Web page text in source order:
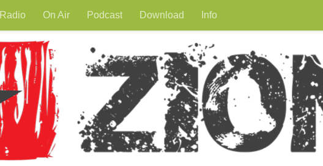
Radio On Air Podcast Download Info